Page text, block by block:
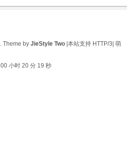
. Theme by JieStyle Two|本站支持 HTTP/3| 萌
00 小时 20 分 19 秒